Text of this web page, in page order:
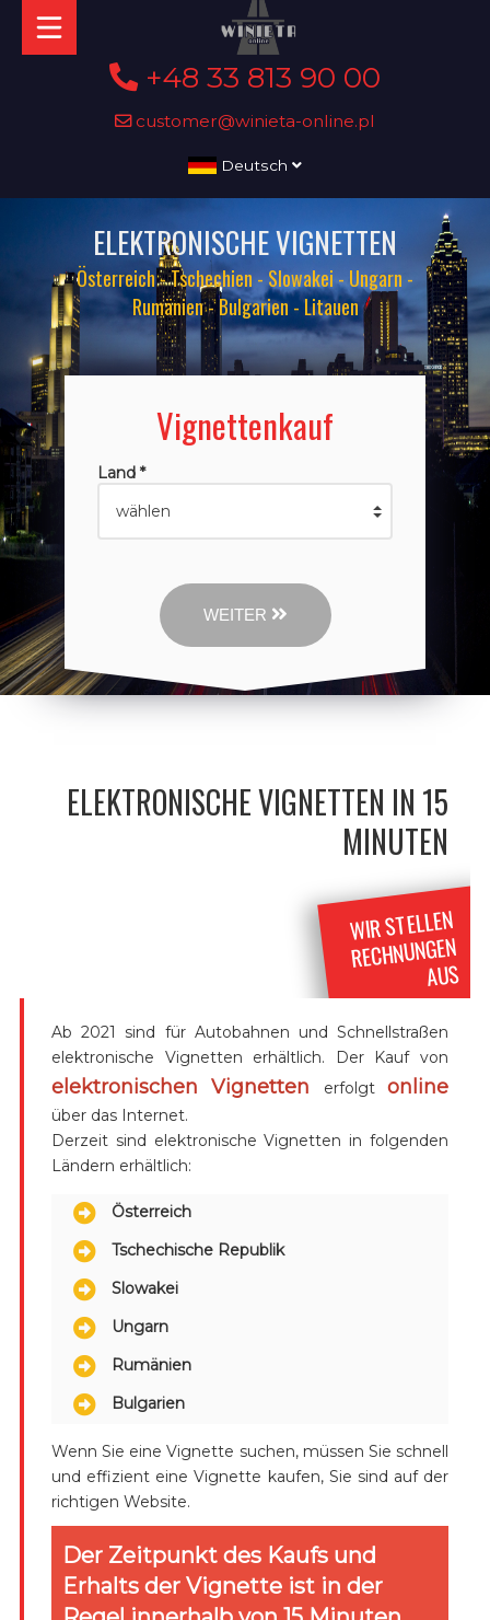
+48 33 813 90 00
customer@winieta-online.pl
Deutsch
ELEKTRONISCHE VIGNETTEN
Österreich - Tschechien - Slowakei - Ungarn -
Rumänien - Bulgarien - Litauen
Vignettenkauf
Land *
WEITER
ELEKTRONISCHE VIGNETTEN IN 15
MINUTEN
WIR STELLEN
RECHNUNGEN
AUS
Ab 2021 sind für Autobahnen und Schnellstraßen
elektronische Vignetten erhältlich. Der Kauf von
elektronischen Vignetten erfolgtonline
über das Internet.
Derzeit sind elektronische Vignetten in folgenden
Ländern erhältlich:
Österreich
Tschechische Republik
Slowakei
Ungarn
Rumänien
Bulgarien
Wenn Sie eine Vignette suchen, müssen Sie schnell
und effizient eine Vignette kaufen, Sie sind auf der
richtigen Website.
Der Zeitpunkt des Kaufs und
Erhalts der Vignette ist in der